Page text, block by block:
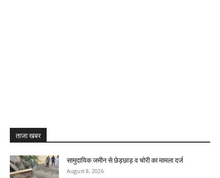
ताजा खबर
सामुदायिक जमीन से छेड़छाड़ व चोरी का मामला दर्ज
August 8, 2026